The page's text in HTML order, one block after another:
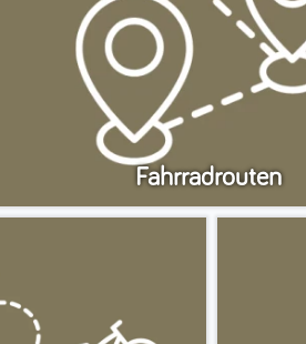
Fahrradrouten